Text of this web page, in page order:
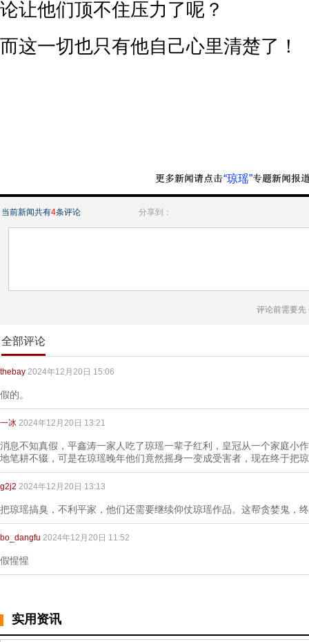
论让他们顶不住压力了呢？
而这一切也只有他自己心里清楚了！
“琼瑶”
当前新闻共有4条评论 分享到：
评论前需要先
全部评论
thebay 2024年12月20日 15:06
假的。
一冰 2024年12月20日 13:21
消息不知真假，平鑫涛一家人吃了琼瑶一辈子红利，皇冠从一个家庭小
地笔耕不辍，可是在琼瑶晚年他们竟然摇身一变成受害者，现在终于把
g2j2 2024年12月20日 13:13
把琼瑶搞臭，不利平家，他们还需要继续仰仗琼瑶作品。这帮贪婪鬼，
bo_dangfu 2024年12月20日 11:52
假惺惺
实用资讯